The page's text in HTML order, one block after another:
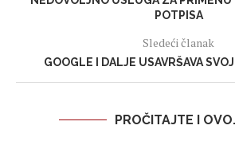
POTPISA
Sledeći članak
GOOGLE I DALJE USAVRŠAVA
PROČITAJTE I